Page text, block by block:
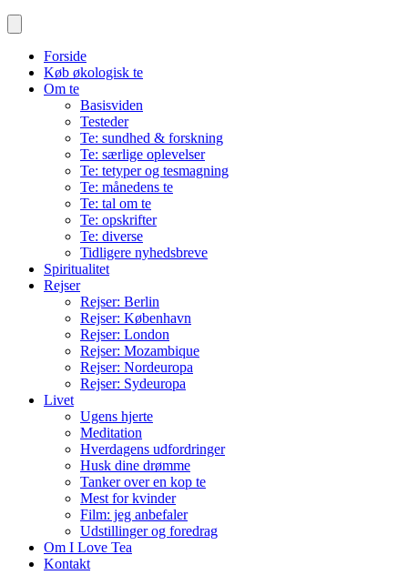
Forside
Køb økologisk te
Om te
Basisviden
Testeder
Te: sundhed & forskning
Te: særlige oplevelser
Te: tetyper og tesmagning
Te: månedens te
Te: tal om te
Te: opskrifter
Te: diverse
Tidligere nyhedsbreve
Spiritualitet
Rejser
Rejser: Berlin
Rejser: København
Rejser: London
Rejser: Mozambique
Rejser: Nordeuropa
Rejser: Sydeuropa
Livet
Ugens hjerte
Meditation
Hverdagens udfordringer
Husk dine drømme
Tanker over en kop te
Mest for kvinder
Film: jeg anbefaler
Udstillinger og foredrag
Om I Love Tea
Kontakt